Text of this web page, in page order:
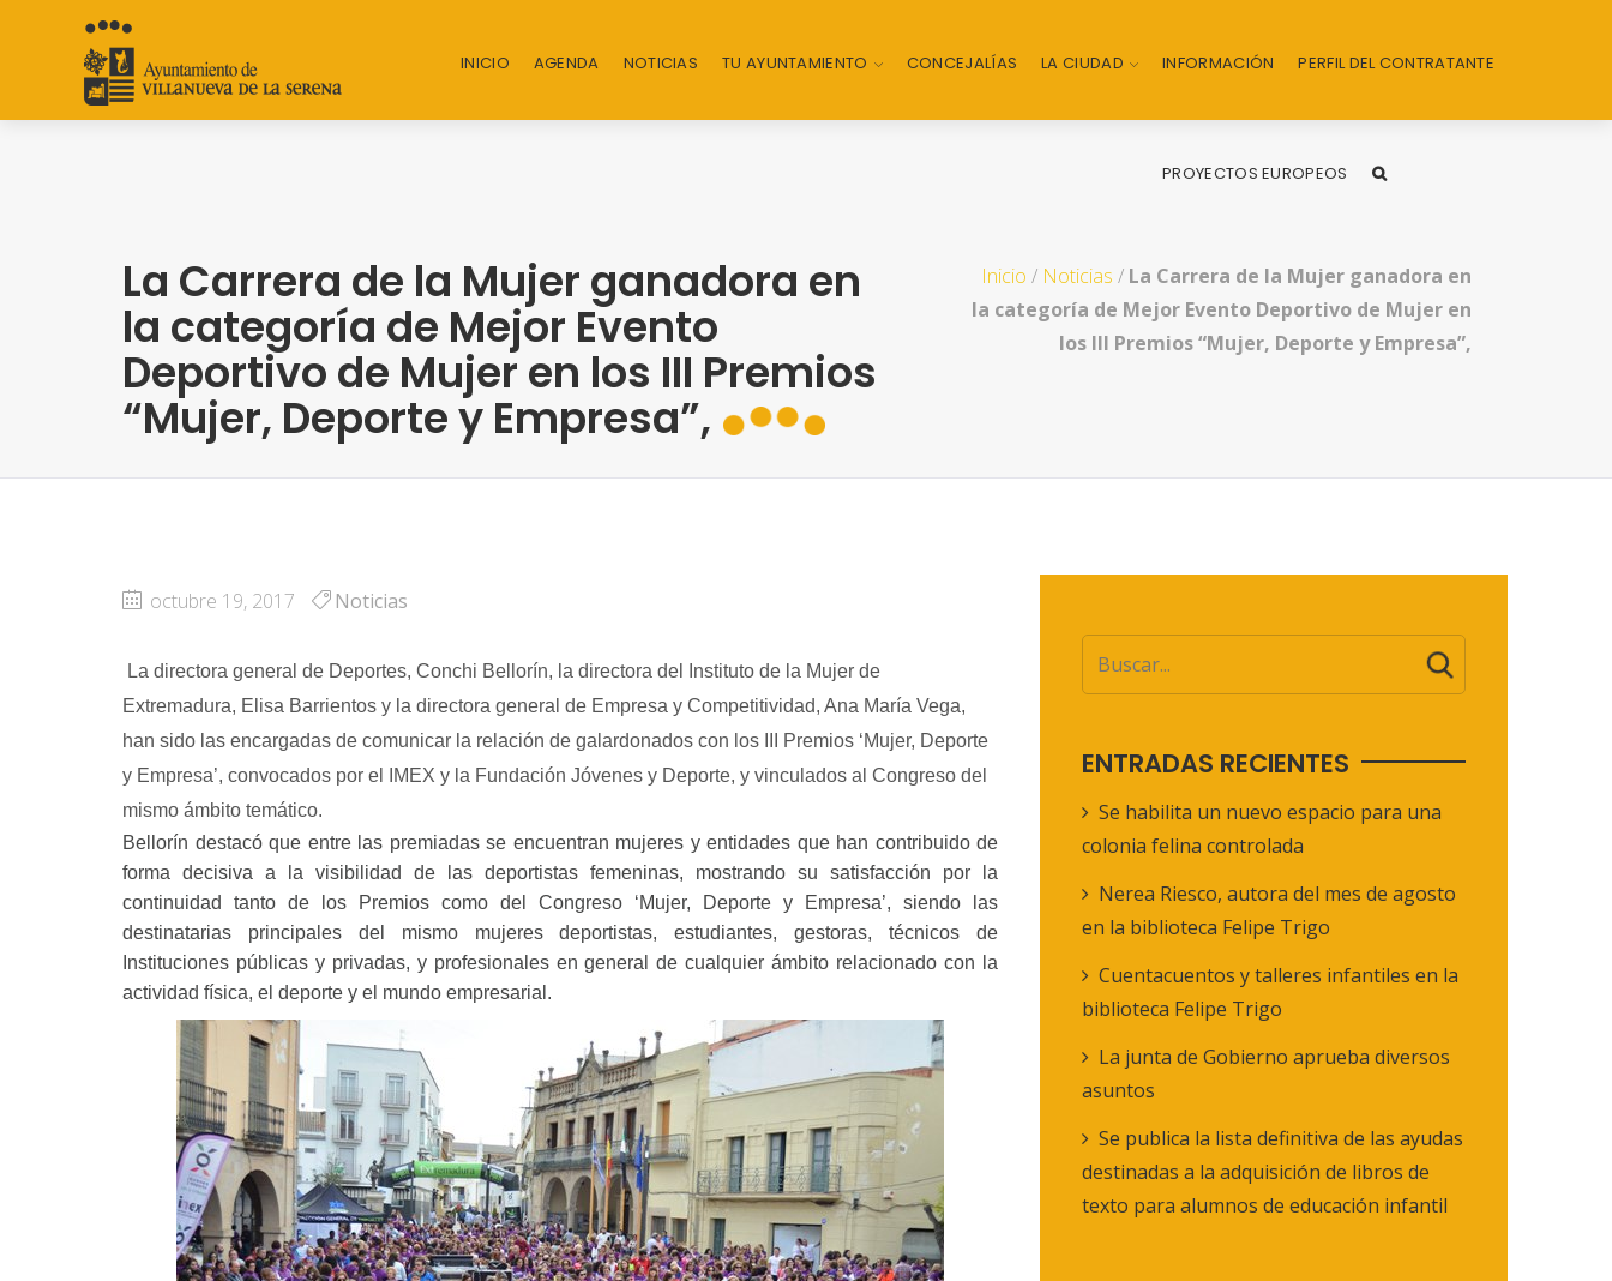
INICIO AGENDA NOTICIAS TU AYUNTAMIENTO CONCEJALÍAS LA CIUDAD INFORMACIÓN PERFIL DEL CONTRATANTE
PROYECTOS EUROPEOS
La Carrera de la Mujer ganadora en
la categoría de Mejor Evento
Deportivo de Mujer en los III Premios
“Mujer, Deporte y Empresa”,
Inicio / Noticias / La Carrera de la Mujer ganadora en
la categoría de Mejor Evento Deportivo de Mujer en
los III Premios “Mujer, Deporte y Empresa”,
octubre 19, 2017 Noticias
La directora general de Deportes, Conchi Bellorín, la directora del Instituto de la Mujer de
Extremadura, Elisa Barrientos y la directora general de Empresa y Competitividad, Ana María Vega,
han sido las encargadas de comunicar la relación de galardonados con los III Premios ‘Mujer, Deporte
y Empresa’, convocados por el IMEX y la Fundación Jóvenes y Deporte, y vinculados al Congreso del
mismo ámbito temático.
Bellorín destacó que entre las premiadas se encuentran mujeres y entidades que han contribuido de
forma decisiva a la visibilidad de las deportistas femeninas, mostrando su satisfacción por la
continuidad tanto de los Premios como del Congreso ‘Mujer, Deporte y Empresa’, siendo las
destinatarias principales del mismo mujeres deportistas, estudiantes, gestoras, técnicos de
Instituciones públicas y privadas, y profesionales en general de cualquier ámbito relacionado con la
actividad física, el deporte y el mundo empresarial.
ENTRADAS RECIENTES
Se habilita un nuevo espacio para una
colonia felina controlada
Nerea Riesco, autora del mes de agosto
en la biblioteca Felipe Trigo
Cuentacuentos y talleres infantiles en la
biblioteca Felipe Trigo
La junta de Gobierno aprueba diversos
asuntos
Se publica la lista definitiva de las ayudas
destinadas a la adquisición de libros de
texto para alumnos de educación infantil